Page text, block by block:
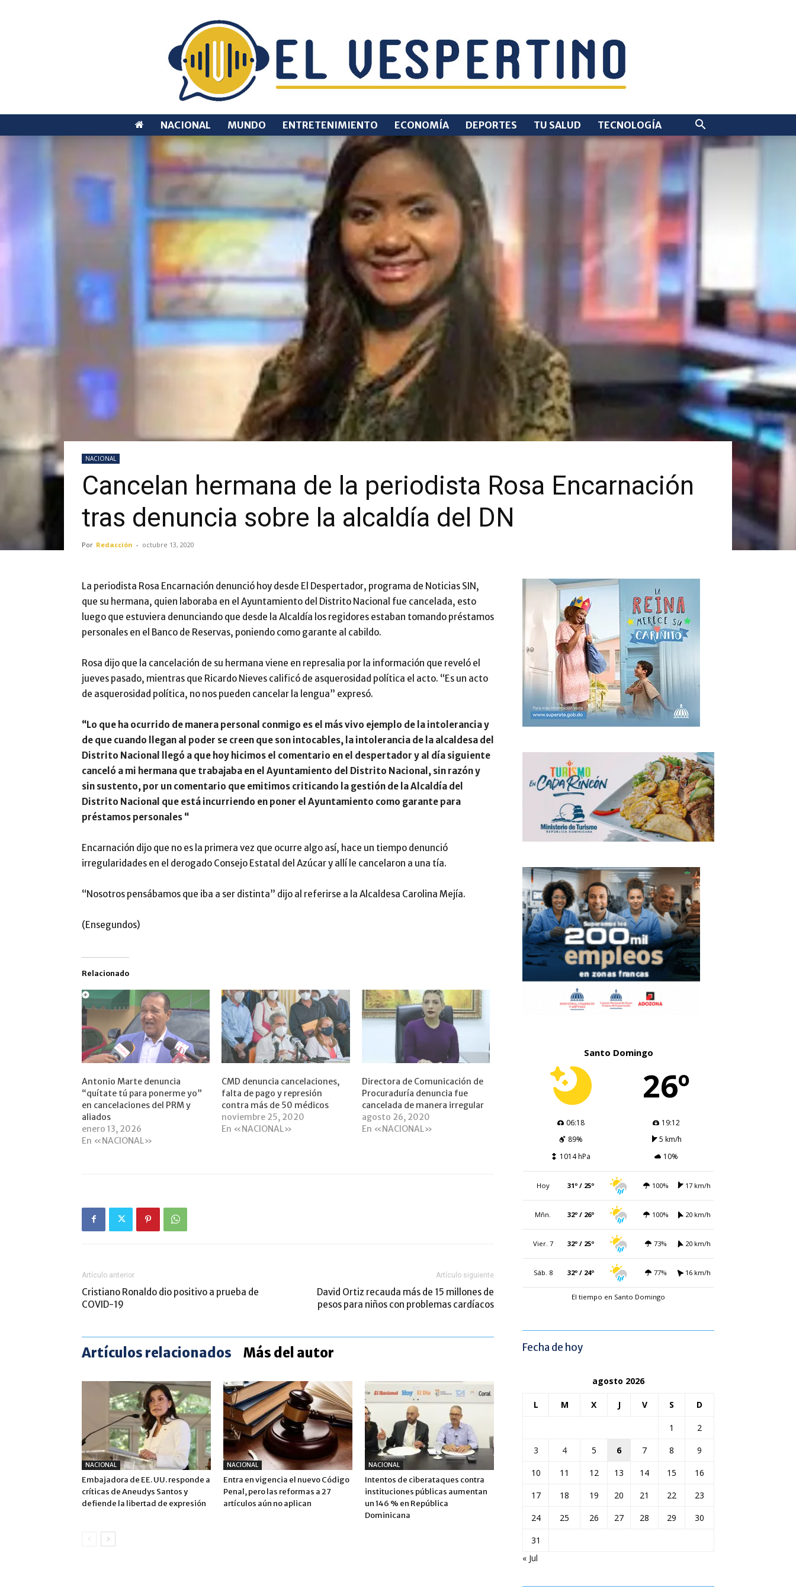
EL
VESPERTINO
NACIONAL MUNDO ENTRETENIMIENTO ECONOMÍA DEPORTES TU SALUD TECNOLOGÍA
NACIONAL
Cancelan hermana de la periodista Rosa Encarnación
tras denuncia sobre la alcaldía del DN
Por Redacción - octubre 13, 2020
La periodista Rosa Encarnación denunció hoy desde El Despertador, programa de Noticias SIN,
que su hermana, quien laboraba en el Ayuntamiento del Distrito Nacional fue cancelada, esto
luego que estuviera denunciando que desde la Alcaldía los regidores estaban tomando préstamos
personales en el Banco de Reservas, poniendo como garante al cabildo.
Rosa dijo que la cancelación de su hermana viene en represalia por la información que reveló el
jueves pasado, mientras que Ricardo Nieves calificó de asquerosidad política el acto. “Es un acto
de asquerosidad política, no nos pueden cancelar la lengua” expresó.
“Lo que ha ocurrido de manera personal conmigo es el más vivo ejemplo de la intolerancia y
de que cuando llegan al poder se creen que son intocables, la intolerancia de la alcaldesa del
Distrito Nacional llegó a que hoy hicimos el comentario en el despertador y al día siguiente
canceló a mi hermana que trabajaba en el Ayuntamiento del Distrito Nacional, sin razón y
sin sustento, por un comentario que emitimos criticando la gestión de la Alcaldía del
Distrito Nacional que está incurriendo en poner el Ayuntamiento como garante para
préstamos personales “
Encarnación dijo que no es la primera vez que ocurre algo así, hace un tiempo denunció
irregularidades en el derogado Consejo Estatal del Azúcar y allí le cancelaron a una tía.
“Nosotros pensábamos que iba a ser distinta” dijo al referirse a la Alcaldesa Carolina Mejía.
(Ensegundos)
Relacionado
Antonio Marte denuncia
“quítate tú para ponerme yo”
en cancelaciones del PRM y
aliados
enero 13, 2026
En «NACIONAL»
CMD denuncia cancelaciones,
falta de pago y represión
contra más de 50 médicos
noviembre 25, 2020
En «NACIONAL»
Directora de Comunicación de
Procuraduría denuncia fue
cancelada de manera irregular
agosto 26, 2020
En «NACIONAL»
Artículo anterior
Cristiano Ronaldo dio positivo a prueba de
COVID-19
Artículo siguiente
David Ortiz recauda más de 15 millones de
pesos para niños con problemas cardíacos
Artículos relacionados Más del autor
NACIONAL
Embajadora de EE. UU. responde a
críticas de Aneudys Santos y
defiende la libertad de expresión
NACIONAL
Entra en vigencia el nuevo Código
Penal, pero las reformas a 27
artículos aún no aplican
NACIONAL
Intentos de ciberataques contra
instituciones públicas aumentan
un 146 % en República
Dominicana
Santo Domingo
26º
06:18
19:12
89%
5 km/h
1014 hPa
10%
Hoy 31º / 25º 100% 17 km/h
Mñn. 32º / 26º 100% 20 km/h
Vier. 7 32º / 25º 73% 20 km/h
Sáb. 8 32º / 24º 77% 16 km/h
El tiempo en Santo Domingo
Fecha de hoy
agosto 2026
L M X J V S D
1
2
3
4 5 6 7 8
9
10
11 12 13 14 15
16
17
18 19 20 21 22
23
24
25 26 27 28 29
30
31
« Jul